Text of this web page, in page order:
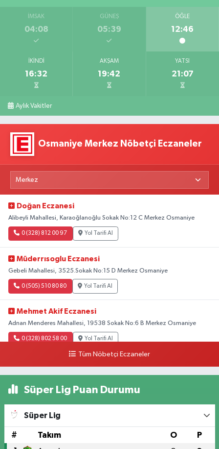
İMSAK
04:08
GÜNEŞ
05:39
ÖĞLE
12:46
İKINDI
16:32
AKŞAM
19:42
YATSI
21:07
Aylık Vakitler
Osmaniye Merkez Nöbetçi Eczaneler
Doğan Eczanesi
Alibeyli Mahallesi, Karaoğlanoğlu Sokak No:12 C Merkez Osmaniye
0 (328) 812 00 97 Yol Tarifi Al
Müderrısoglu Eczanesi
Gebeli Mahallesi, 3525.Sokak No:15 D Merkez Osmaniye
0 (505) 510 80 80 Yol Tarifi Al
Mehmet Akif Eczanesi
Adnan Menderes Mahallesi, 19538 Sokak No:6 B Merkez Osmaniye
0 (328) 802 58 00 Yol Tarifi Al
Tüm Nöbetçi Eczaneler
Süper Lig Puan Durumu
Süper Lig
# Takım O P